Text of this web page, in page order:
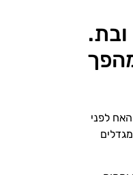
האח לפני